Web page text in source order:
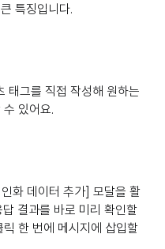
특징입니다.
태그를 직접 작성해 원하는
있어요.
화 데이터 추가] 모달을 활
결과를 바로 미리 확인할
한 번에 메시지에 삽입할